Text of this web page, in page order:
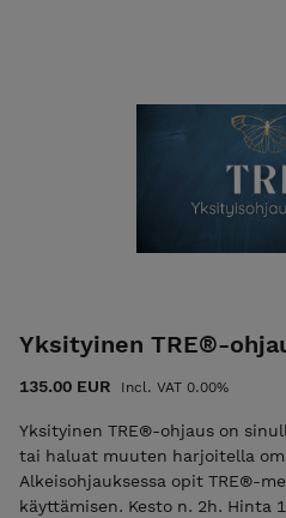
Yksityinen TRE®-
135.00 EUR Incl. VAT 0.00%
Yksityinen TRE®-ohjaus on
tai haluat muuten harjoitella
Alkeisohjauksessa opit TRE®-
käyttämisen. Kesto n. 2h. Hinta 135€. Huom! Kotikäynteihin